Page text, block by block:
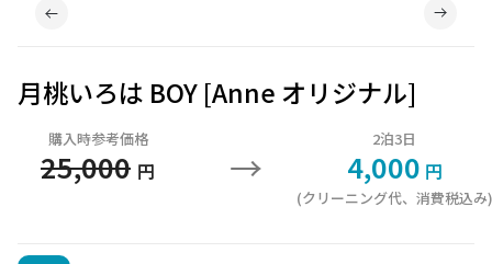
月桃いろは BOY [Anne オリジナル]
購入時参考価格
25,000 円 →
2泊3日
4,000 円
(クリーニング代、消費税込み)